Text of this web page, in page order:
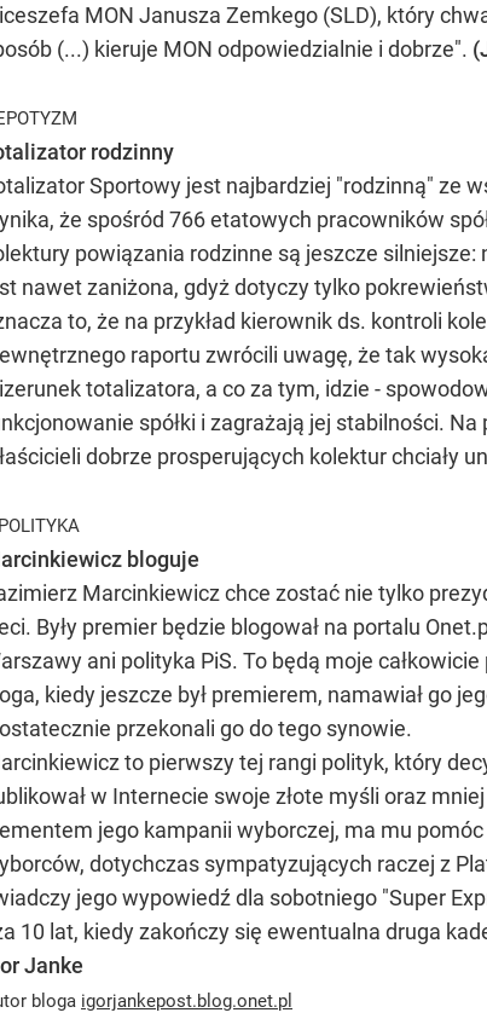
MON Janusza Zemkego (SLD), który
(...) kieruje MON odpowiedzialnie i dobrze".
rodzinny
Sportowy jest najbardziej "rodzinną" ze
że spośród 766 etatowych pracowników
powiązania rodzinne są jeszcze
nawet zaniżona, gdyż dotyczy tylko
to, że na przykład kierownik ds. kontroli
raportu zwrócili uwagę, że tak
totalizatora, a co za tym, idzie -
spółki i zagrażają jej stabilności.
dobrze prosperujących kolektur chciały
bloguje
Marcinkiewicz chce zostać nie tylko
Były premier będzie blogował na portalu
ani polityka PiS. To będą moje
kiedy jeszcze był premierem, namawiał go
przekonali go do tego synowie.
to pierwszy tej rangi polityk, który
w Internecie swoje złote myśli oraz
jego kampanii wyborczej, ma mu
dotychczas sympatyzujących raczej z
jego wypowiedź dla sobotniego "Super
10 lat, kiedy zakończy się ewentualna druga
Janke
bloga igorjankepost.blog.onet.pl